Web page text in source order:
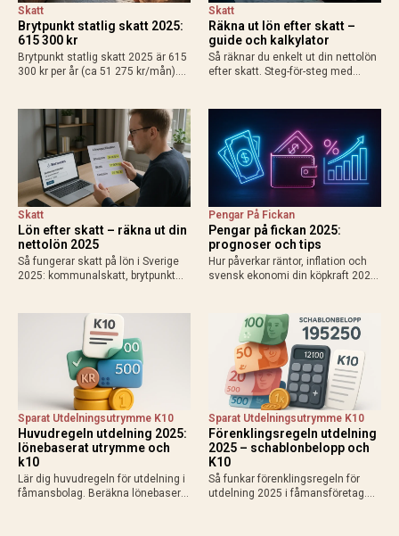
Brytpunkt statlig skatt 2025:
615 300 kr
Skatt
Brytpunkt statlig skatt 2025 är 615
300 kr per år (ca 51 275 kr/mån).
löntagare och pensionärer. Så
påverkas din plånbok!
Räkna ut lön efter skatt –
guide och kalkylator
Skatt
Så räknar du enkelt ut din nettolön
efter skatt. Steg-för-steg med
resultat 2025.
Lön efter skatt – räkna ut din
nettolön 2025
Skatt
Så fungerar skatt på lön i Sverige
2025: kommunalskatt, brytpunkt
Exempel, kalkylatorer och tips för
att räkna ut vad du får…
Pengar på fickan 2025:
prognoser och tips
Pengar På Fickan
Hur påverkar räntor, inflation och
svensk ekonomi din köpkraft 2025?
praktiska tips för att maximera
disponibel inkomst.
Huvudregeln utdelning 2025:
lönebaserat utrymme och
k10
Sparat Utdelningsutrymme K10
Lär dig huvudregeln för utdelning i
fåmansbolag. Beräkna lönebaserat
Förenklingsregeln utdelning
2025 – schablonbelopp och
K10
Sparat Utdelningsutrymme K10
Så funkar förenklingsregeln för
utdelning 2025 i fåmansföretag.